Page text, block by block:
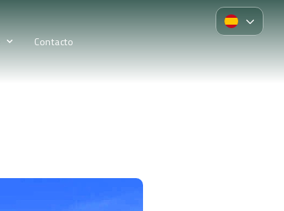
Contacto